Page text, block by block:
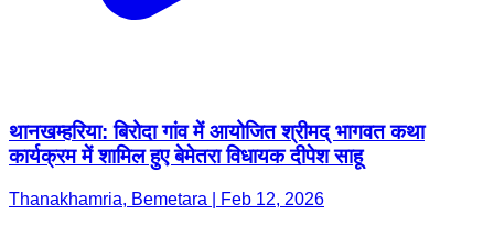
थानखम्हरिया: बिरोदा गांव में आयोजित श्रीमद् भागवत कथा
कार्यक्रम में शामिल हुए बेमेतरा विधायक दीपेश साहू
Thanakhamria, Bemetara | Feb 12, 2026